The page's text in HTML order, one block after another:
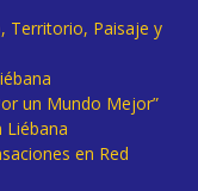
Territorio, Paisaje y
un Mundo Mejor”
Liébana
en Red